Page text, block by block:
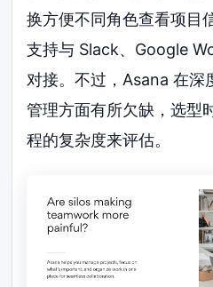
换方便不同角色查看项目
支持与 Slack、Google
对接。不过，Asana 在深
管理方面有所欠缺，选型
程的复杂度来评估。